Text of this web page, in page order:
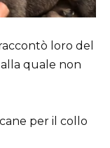
loro del
quale non
per il collo